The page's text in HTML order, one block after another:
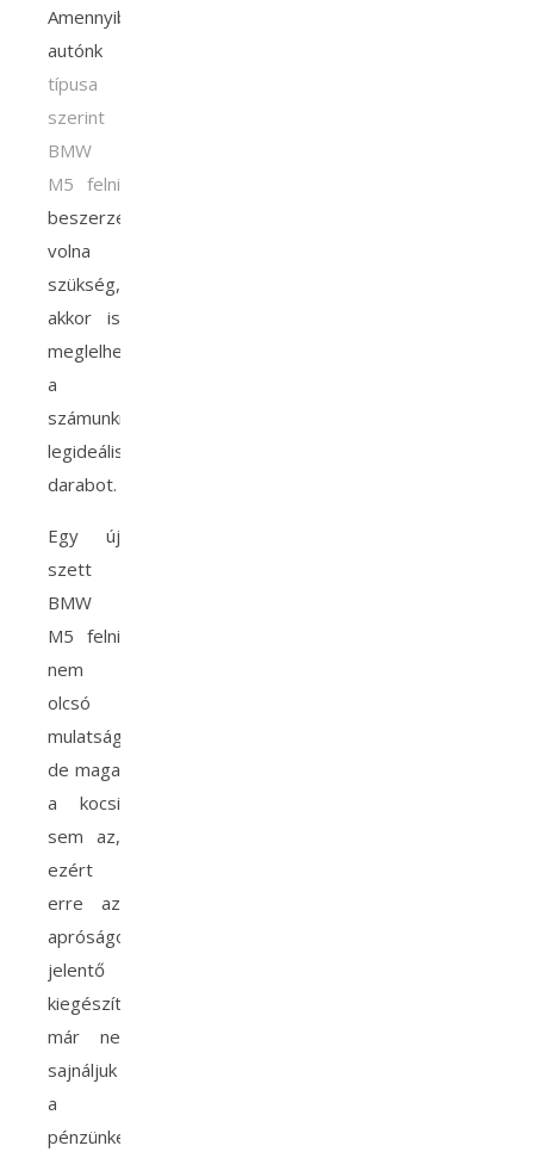
Amennyiben
autónk
típusa
szerint
BMW
M5 felni
beszerzésére
volna
szükség,
akkor is
meglelhetjük
a
számunkra
legideálisabb
darabot.
Egy új
szett
BMW
M5 felni
nem
olcsó
mulatság,
de maga
a kocsi
sem az,
ezért
erre az
apróságot
jelentő
kiegészítőre
már ne
sajnáljuk
a
pénzünket!